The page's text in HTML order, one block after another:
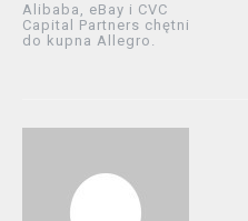
Alibaba, eBay i CVC
Capital Partners chętni
do kupna Allegro.